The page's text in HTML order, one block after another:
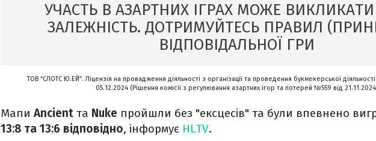
УЧАСТЬ В АЗАРТНИХ ІГРАХ МОЖЕ ВИКЛИКАТИ
ЗАЛЕЖНІСТЬ. ДОТРИМУЙТЕСЬ ПРАВИЛ
ВІДПОВІДАЛЬНОЇ ГРИ
ТОВ “СЛОТС Ю.ЕЙ”. Ліцензія на провадження діяльності з організації та проведення букмекерської
05.12.2024 (Рішення комісії з регулювання азартних ігор та лотерей №559 від
Мапи Ancient та Nuke пройшли без "ексцесів" та були впевнено
13:8 та 13:6 відповідно, інформує HLTV.